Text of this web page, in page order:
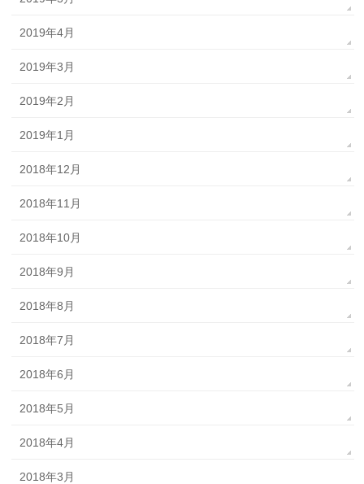
2019年4月
2019年3月
2019年2月
2019年1月
2018年12月
2018年11月
2018年10月
2018年9月
2018年8月
2018年7月
2018年6月
2018年5月
2018年4月
2018年3月